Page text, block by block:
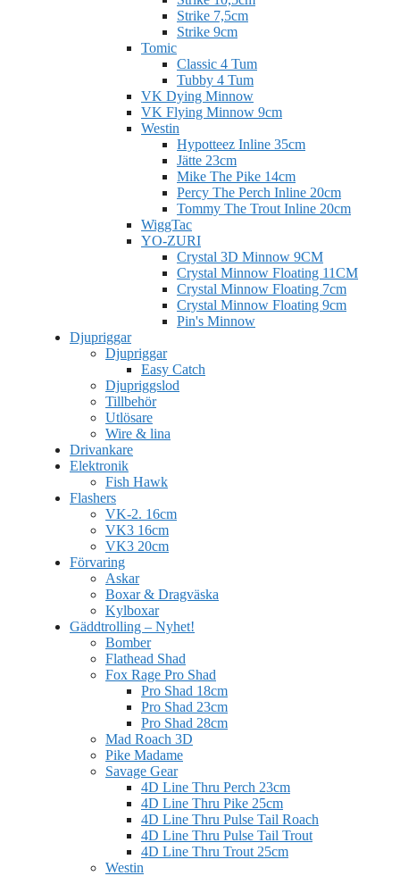
Strike 7,5cm
Strike 9cm
Tomic
Classic 4 Tum
Tubby 4 Tum
VK Dying Minnow
VK Flying Minnow 9cm
Westin
Hypotteez Inline 35cm
Jätte 23cm
Mike The Pike 14cm
Percy The Perch Inline 20cm
Tommy The Trout Inline 20cm
WiggTac
YO-ZURI
Crystal 3D Minnow 9CM
Crystal Minnow Floating 11CM
Crystal Minnow Floating 7cm
Crystal Minnow Floating 9cm
Pin's Minnow
Djupriggar
Djupriggar
Easy Catch
Djupriggslod
Tillbehör
Utlösare
Wire & lina
Drivankare
Elektronik
Fish Hawk
Flashers
VK-2. 16cm
VK3 16cm
VK3 20cm
Förvaring
Askar
Boxar & Dragväska
Kylboxar
Gäddtrolling – Nyhet!
Bomber
Flathead Shad
Fox Rage Pro Shad
Pro Shad 18cm
Pro Shad 23cm
Pro Shad 28cm
Mad Roach 3D
Pike Madame
Savage Gear
4D Line Thru Perch 23cm
4D Line Thru Pike 25cm
4D Line Thru Pulse Tail Roach
4D Line Thru Pulse Tail Trout
4D Line Thru Trout 25cm
Westin